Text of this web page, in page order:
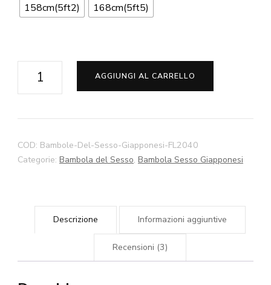
158cm(5ft2)
168cm(5ft5)
Sakura
Per
Sesso
145cm
158cm
AGGIUNGI AL CARRELLO
COD: Bambole-Del-Sesso-Giapponesi-FL2040
Categorie: Bambola del Sesso, Bambola Sesso Giapponesi
Descrizione Informazioni aggiuntive
Recensioni (3)